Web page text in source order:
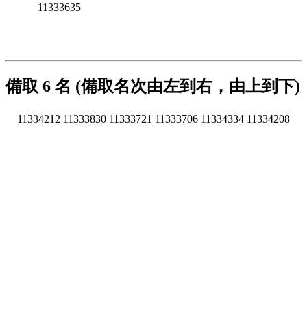
11333635
備取 6 名 (備取名次由左到右，由上到下)
11334212 11333830 11333721 11333706 11334334 11334208